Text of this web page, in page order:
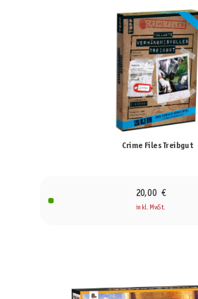
Crime Files Treibgut
20,00 €
inkl. MwSt.